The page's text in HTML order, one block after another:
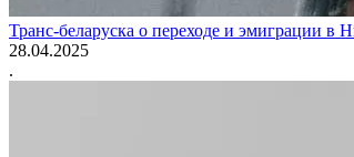
Транс-беларуска о переходе и эмиграции в
28.04.2025
.